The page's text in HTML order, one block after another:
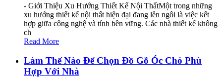
- Giới Thiệu Xu Hướng Thiết Kế Nội ThấtMột trong những
xu hướng thiết kế nội thất hiện đại đang lên ngôi là việc kết
hợp giữa công nghệ và tính bền vững. Các nhà thiết kế không
ch
Read More
Làm Thế Nào Để Chọn Đồ Gỗ Óc Chó Phù
Hợp Với Nhà